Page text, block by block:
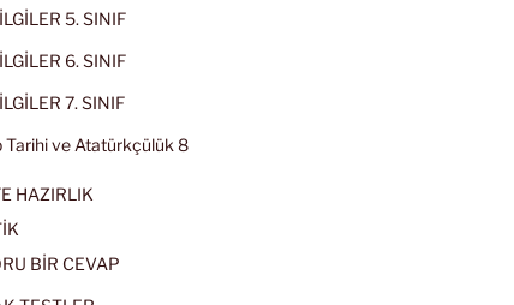
5. SINIF
6. SINIF
7. SINIF
Tarihi ve Atatürkçülük 8
HAZIRLIK
BİR CEVAP